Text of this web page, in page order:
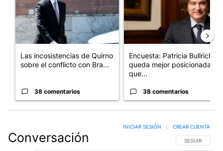
Las incosistencias de Quirno
sobre el conflicto con Bra...
38 comentarios
Encuesta: Patricia Bullrich
queda mejor posicionada
que...
38 comentarios
Conversación SIGA ESTA
SEGUIR
INICIAR SESIÓN CREAR CUENTA